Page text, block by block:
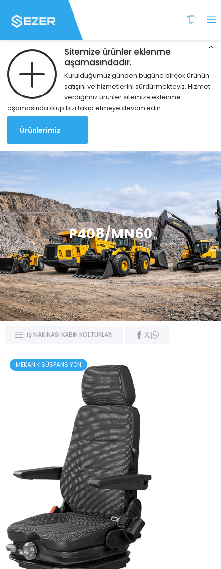
Sitemize ürünler eklenme
aşamasındadır.
Kurulduğumuz günden bugüne birçok ürünün
satışını ve hizmetlerini sürdürmekteyiz. Hizmet
verdiğimiz ürünler sitemize eklenme
aşamasında olup bizi takip etmeye devam edin.
Ürünlerimiz
P408/MN60
İŞ MAKİNASI KABİN KOLTUKLARI
MEKANİK SÜSPANSİYON